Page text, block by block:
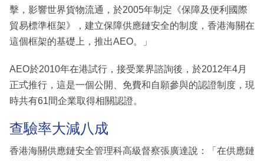
擊，影響世界貨物流通，於2005年制定《保障及便利國際
貿易標準框架》，建立保障供應鏈安全的制度，香港海關在
這個框架的基礎上，推出AEO。」
AEO於2010年在港試行，接受業界諮詢後，於2012年4月
正式推行，這是一個公開、免費和自願參與的認證制度，現
時共有61間企業取得相關認證。
查驗率大減八成
香港海關供應鏈安全管理科高級督察張廣達說：「在供應鏈